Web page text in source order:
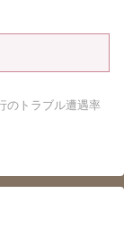
のトラブル遭遇率